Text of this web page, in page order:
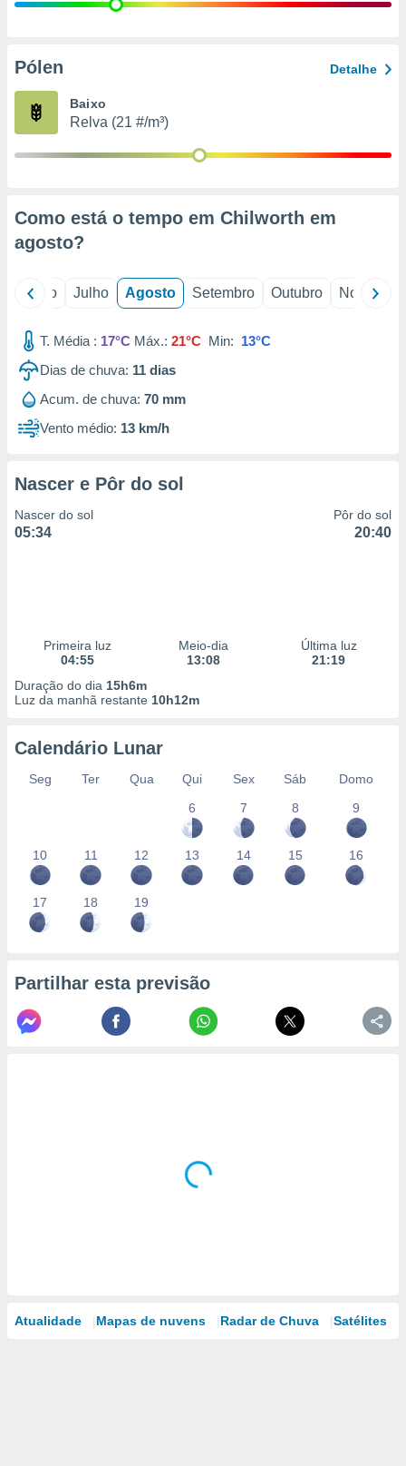
e
de
Pólen Detalhe
Baixo
Relva (21 #/m³)
Como está o tempo em Chilworth em
agosto?
Junho Julho Agosto Setembro Outubro Novembro
T. Média : 17°C Máx.: 21°C Min: 13°C
Dias de chuva: 11 dias
Acum. de chuva: 70 mm
Vento médio: 13 km/h
Nascer e Pôr do sol
Nascer do sol
05:34
Pôr do sol
20:40
Primeira luz
04:55
Meio-dia
13:08
Última luz
21:19
Duração do dia 15h6m
Luz da manhã restante 10h12m
Calendário Lunar
Seg Ter Qua Qui Sex Sáb
Domo
6
7 8 9
10 11 12 13 14 15 16
17 18 19
Partilhar esta previsão
Atualidade Mapas de nuvens Radar de Chuva Satélites